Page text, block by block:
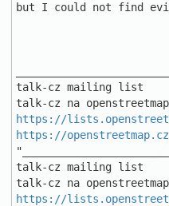
but I could not find
talk-cz mailing list
https://
https://
talk-cz mailing list
https://